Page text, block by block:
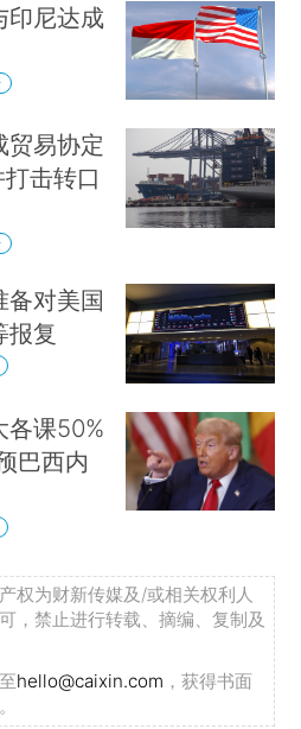
印尼达成
贸易协定
击转口
备对美国
报复
各课50%
巴西内
权为财新传媒及/或相关权利人
，禁止进行转载、摘编、复制及
hello@caixin.com ，获得书面